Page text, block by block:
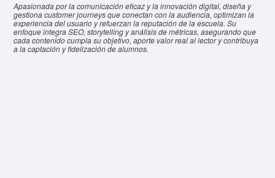
Apasionada por la comunicación eficaz y la innovación digital, diseña y
gestiona customer journeys que conectan con la audiencia, optimizan la
experiencia del usuario y refuerzan la reputación de la escuela. Su
enfoque integra SEO, storytelling y análisis de métricas, asegurando que
cada contenido cumpla su objetivo, aporte valor real al lector y contribuya
a la captación y fidelización de alumnos.